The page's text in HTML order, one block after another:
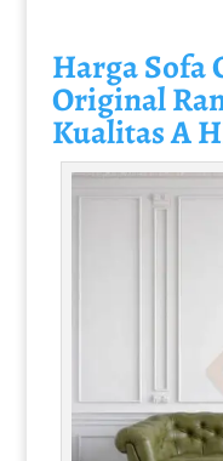
Harga Sofa
Original
Kualitas A